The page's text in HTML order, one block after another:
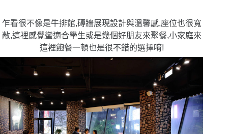
乍看很不像是牛排館,磚牆展現設計與溫馨感,座位也很寬
敞,這裡感覺蠻適合學生或是幾個好朋友來聚餐,小家庭來
這裡飽餐一頓也是很不錯的選擇唷!